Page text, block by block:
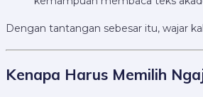
Dengan tantangan sebesar itu, wajar
Kenapa Harus Memilih